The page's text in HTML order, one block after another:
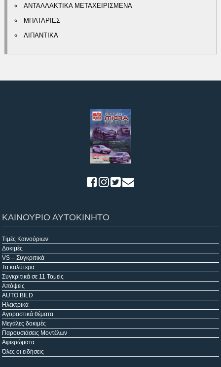
ΑΝΤΑΛΛΑΚΤΙΚΑ ΜΕΤΑΧΕΙΡΙΣΜΕΝΑ
ΜΠΑΤΑΡΙΕΣ
ΛΙΠΑΝΤΙΚΑ
ΚΑΙΝΟΥΡΙΟ ΑΥΤΟΚΙΝΗΤΟ
Τιμές Καινούριων
Δοκιμές
VS – Συγκριτικά
Τα καλύτερα
Συγκριτικά σε 11 Τομείς
Απόψεις
AUTO BILD
Ηλεκτρικά
Αγοραστικά θέματα
Μεγάλες δοκιμές
Παρουσιάσεις Μοντέλων
Αφιερώματα
Όλες οι ειδήσεις